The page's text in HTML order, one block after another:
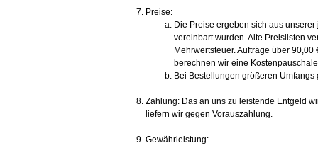
Preise:
Die Preise ergeben sich aus
vereinbart wurden. Alte Preislisten
Mehrwertsteuer. Aufträge über
berechnen wir eine
Bei Bestellungen größeren
Zahlung: Das an uns zu leistende Entgeld
liefern wir gegen Vorauszahlung.
Gewährleistung: